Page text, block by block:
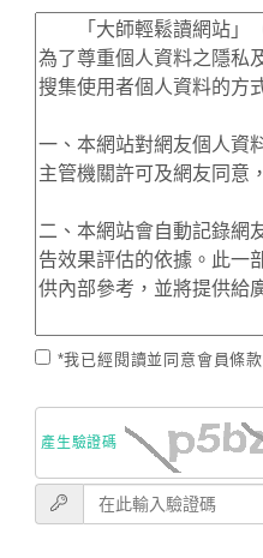
*我已經閱讀並同意會員條款
產生驗證碼